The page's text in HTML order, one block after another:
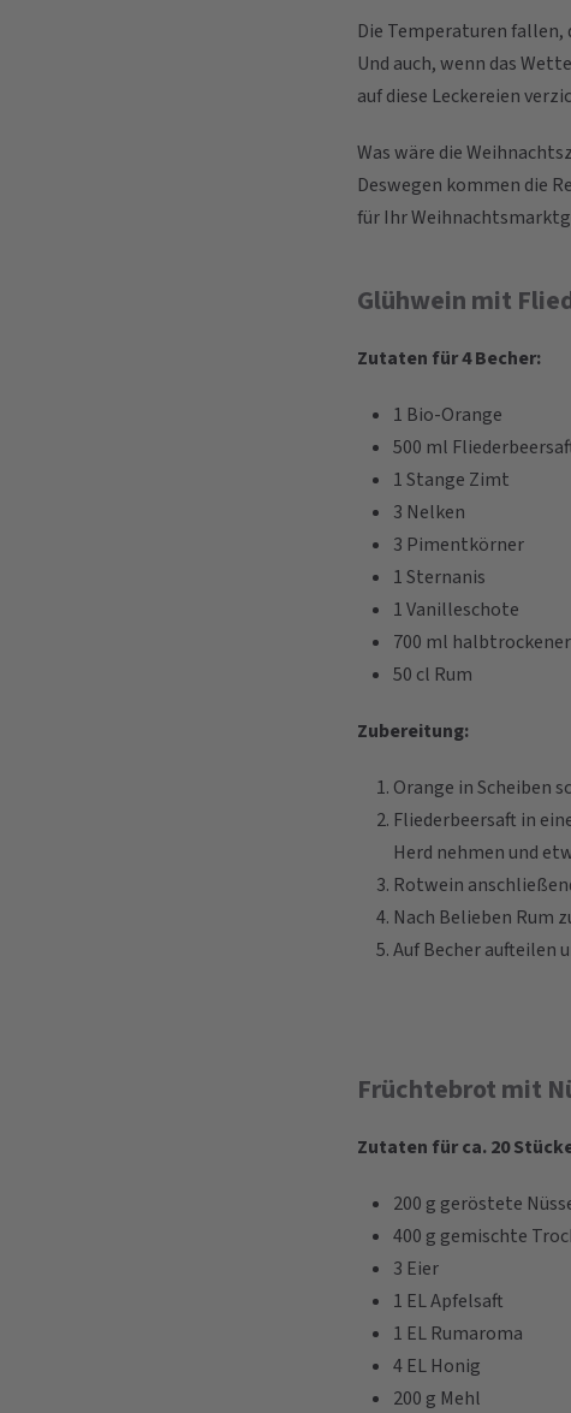
Die Temperaturen
Und auch, wenn das
auf diese Leckereien
Was wäre die
Deswegen kommen die
für Ihr
Glühwein mit
Zutaten für 4 Becher:
1 Bio-Orange
500 ml
1 Stange Zimt
3 Nelken
3 Pimentkörner
1 Sternanis
1 Vanilleschote
700 ml
50 cl Rum
Zubereitung:
Orange in Scheiben
Fliederbeersaft in
Herd nehmen und
Rotwein
Nach Belieben Rum
Auf Becher aufteilen
Früchtebrot mit
Zutaten für ca. 20
200 g geröstete
400 g gemischte
3 Eier
1 EL Apfelsaft
1 EL Rumaroma
4 EL Honig
200 g Mehl